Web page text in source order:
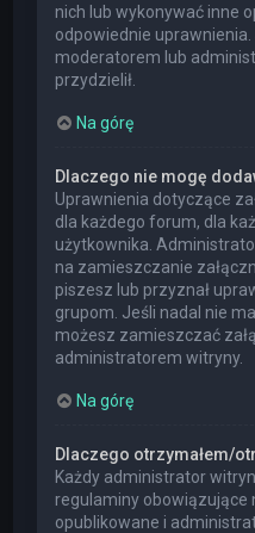
nich lub wykonywać inne
odpowiednie
moderatorem lub
przydzielił.
Na górę
Dlaczego nie mogę
Uprawnienia dotyczące
dla każdego forum, dla
użytkownika.
na zamieszczanie
piszesz lub przyznał
grupom. Jeśli nadal nie
możesz zamieszczać
administratorem witryny.
Na górę
Dlaczego otrzymałem/
Każdy administrator
regulaminy obowiązujące
opublikowane i